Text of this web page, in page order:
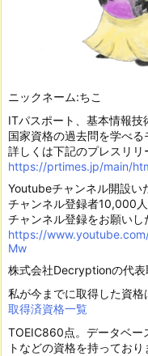
ニックネーム:ちこ
ITパスポート、基本情報技
国家資格の過去問を学べる
詳しくは下記のプレスリリ
https://prtimes.jp/main/
Youtubeチャンネル開設い
チャンネル登録者10,000
チャンネル登録をお願いし
https://
Mw
株式会社Decryptionの代表
私が今までに取得した資格
取得済資格一覧
TOEIC860点。データベー
トなどの資格を持っており